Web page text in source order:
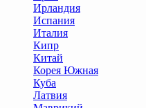
Ирландия
Испания
Италия
Кипр
Китай
Корея Южная
Куба
Латвия